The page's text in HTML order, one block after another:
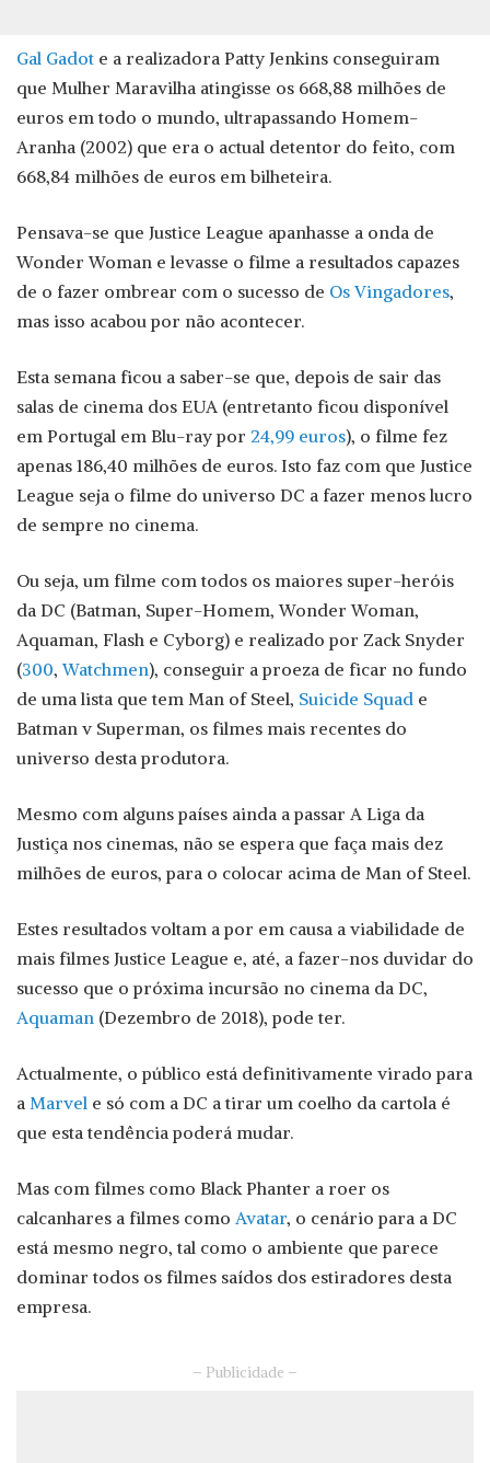
Gal Gadot e a realizadora Patty Jenkins conseguiram
que Mulher Maravilha atingisse os 668,88 milhões de
euros em todo o mundo, ultrapassando Homem-
Aranha (2002) que era o actual detentor do feito, com
668,84 milhões de euros em bilheteira.
Pensava-se que Justice League apanhasse a onda de
Wonder Woman e levasse o filme a resultados capazes
de o fazer ombrear com o sucesso de Os Vingadores,
mas isso acabou por não acontecer.
Esta semana ficou a saber-se que, depois de sair das
salas de cinema dos EUA (entretanto ficou disponível
em Portugal em Blu-ray por 24,99 euros), o filme fez
apenas 186,40 milhões de euros. Isto faz com que Justice
League seja o filme do universo DC a fazer menos lucro
de sempre no cinema.
Ou seja, um filme com todos os maiores super-heróis
da DC (Batman, Super-Homem, Wonder Woman,
Aquaman, Flash e Cyborg) e realizado por Zack Snyder
(300,Watchmen), conseguir a proeza de ficar no fundo
de uma lista que tem Man of Steel, Suicide Squad e
Batman v Superman, os filmes mais recentes do
universo desta produtora.
Mesmo com alguns países ainda a passar A Liga da
Justiça nos cinemas, não se espera que faça mais dez
milhões de euros, para o colocar acima de Man of Steel.
Estes resultados voltam a por em causa a viabilidade de
mais filmes Justice League e, até, a fazer-nos duvidar do
sucesso que o próxima incursão no cinema da DC,
Aquaman (Dezembro de 2018), pode ter.
Actualmente, o público está definitivamente virado para
a Marvel e só com a DC a tirar um coelho da cartola é
que esta tendência poderá mudar.
Mas com filmes como Black Phanter a roer os
calcanhares a filmes como Avatar, o cenário para a DC
está mesmo negro, tal como o ambiente que parece
dominar todos os filmes saídos dos estiradores desta
empresa.
– Publicidade –